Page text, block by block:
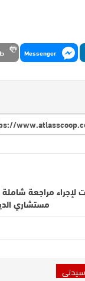
Messenger
لإجراء مراجعة
مستشاري
سيدتي